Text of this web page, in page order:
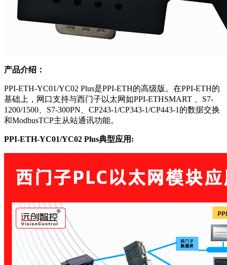
产品介绍：
PPI-ETH-YC01/YC02 Plus是PPI-ETH的高级版。在PPI-ETH的
基础上，网口支持与西门子以太网如PPI-ETHSMART 、S7-
1200/1500、S7-300PN、CP243-1/CP343-1/CP443-1的数据交换
和ModbusTCP主从站通讯功能。
PPI-ETH-YC01/YC02 Plus典型应用: